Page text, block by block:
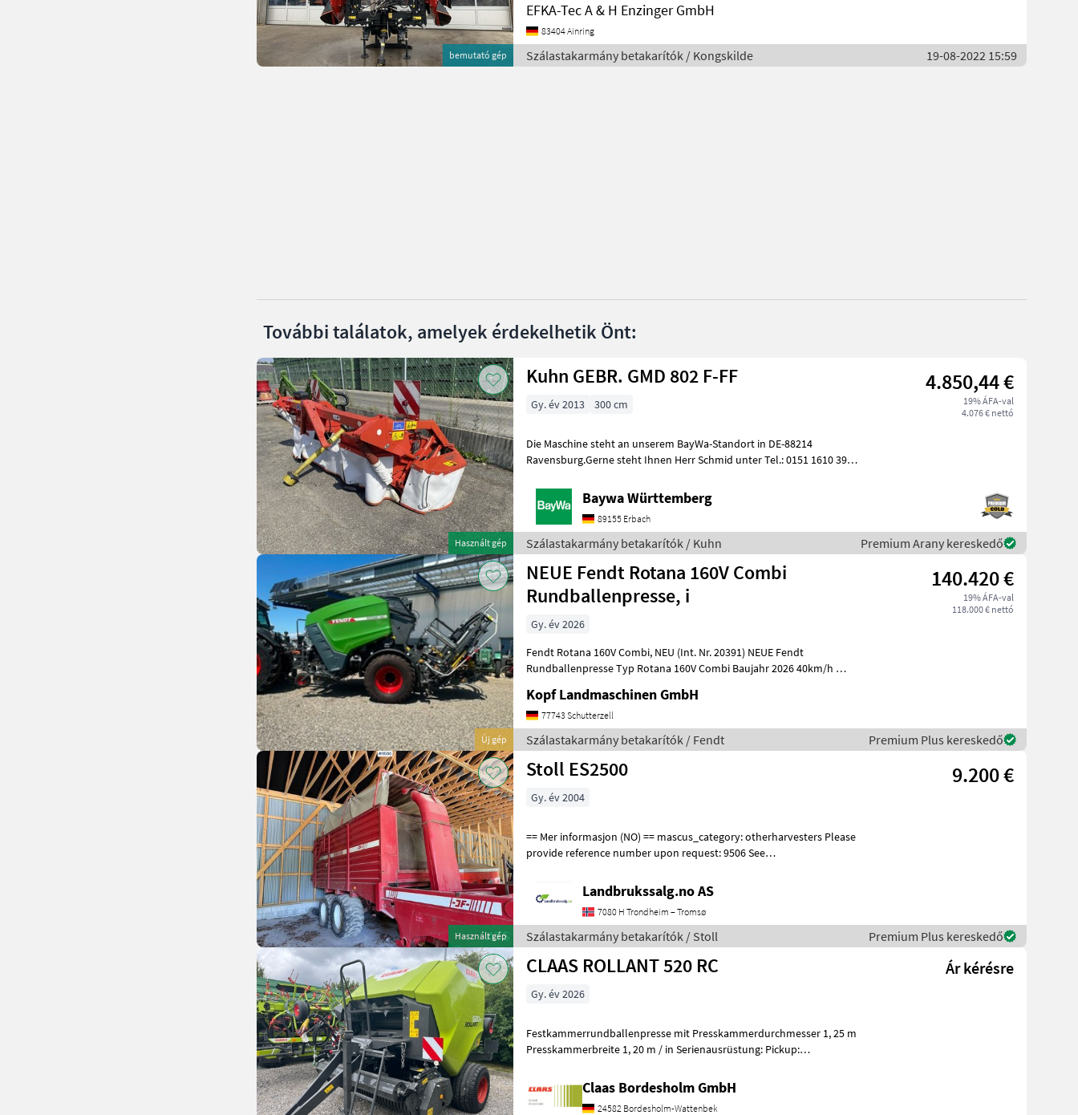
bemutató gép
EFKA-Tec A & H Enzinger GmbH
83404 Ainring
Szálastakarmány betakarítók / Kongskilde 19-08-2022 15:59
További találatok, amelyek érdekelhetik Önt:
Használt gép
Kuhn GEBR. GMD 802 F-FF 4.850,44 €
19% ÁFA-val
4.076 € nettó
Gy. év 2013 300 cm
Die Maschine steht an unserem BayWa-Standort in DE-88214
Ravensburg.Gerne steht Ihnen Herr Schmid unter Tel.: 0151 1610 3978
Baywa Württemberg
89155 Erbach
Szálastakarmány betakarítók / Kuhn Premium Arany kereskedő
Új gép
NEUE Fendt Rotana 160V Combi
Rundballenpresse, i
140.420 €
19% ÁFA-val
118.000 € nettó
Gy. év 2026
Fendt Rotana 160V Combi, NEU (Int. Nr. 20391) NEUE Fendt
Rundballenpresse Typ Rotana 160V Combi Baujahr 2026 40km/h
Kopf Landmaschinen GmbH
77743 Schutterzell
Szálastakarmány betakarítók / Fendt Premium Plus kereskedő
Használt gép
Stoll ES2500 9.200 €
Gy. év 2004
== Mer informasjon (NO) == mascus_category: otherharvesters Please
provide reference number upon request: 9506 See
Landbrukssalg.no AS
7080 H Trondheim – Tromsø
Szálastakarmány betakarítók / Stoll Premium Plus kereskedő
CLAAS ROLLANT 520 RC Ár kérésre
Gy. év 2026
Festkammerrundballenpresse mit Presskammerdurchmesser 1, 25 m
Presskammerbreite 1, 20 m / in Serienausrüstung: Pickup:
Claas Bordesholm GmbH
24582 Bordesholm-Wattenbek